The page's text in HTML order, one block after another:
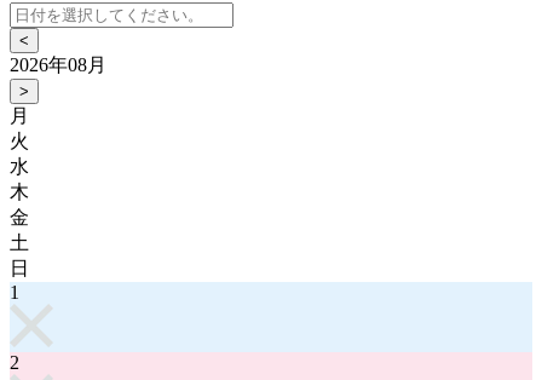
<
2026年08月
>
月
火
水
木
金
土
日
1
2